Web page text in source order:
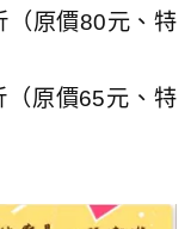
（原價80元、特
（原價65元、特